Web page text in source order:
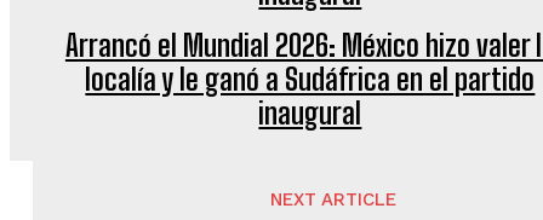
Arrancó el Mundial 2026: México hizo valer
localía y le ganó a Sudáfrica en el partido
inaugural
NEXT ARTICLE